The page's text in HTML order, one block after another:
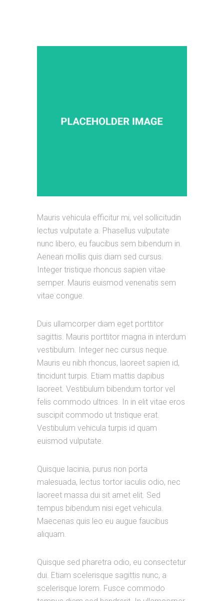
Mauris vehicula efficitur mi, vel sollicitudin
lectus vulputate a. Phasellus vulputate
nunc libero, eu faucibus sem bibendum in.
Aenean mollis quis diam sed cursus.
Integer tristique rhoncus sapien vitae
semper. Mauris euismod venenatis sem
vitae congue.
Duis ullamcorper diam eget porttitor
sagittis. Mauris porttitor magna in interdum
vestibulum. Integer nec cursus neque.
Mauris eu nibh rhoncus, laoreet sapien id,
tincidunt turpis. Etiam mattis dapibus
laoreet. Vestibulum bibendum tortor vel
felis commodo ultrices. In in elit vitae eros
suscipit commodo ut tristique erat.
Vestibulum vehicula turpis id quam
euismod vulputate.
Quisque lacinia, purus non porta
malesuada, lectus tortor iaculis odio, nec
laoreet massa dui sit amet elit. Sed
tempus bibendum nisi eget vehicula.
Maecenas quis leo eu augue faucibus
aliquam.
Quisque sed pharetra odio, eu consectetur
dui. Etiam scelerisque sagittis nunc, a
scelerisque lorem. Fusce commodo